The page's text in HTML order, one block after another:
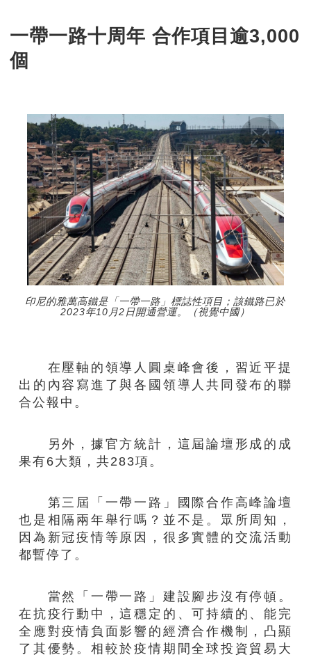
一帶一路十周年 合作項目逾3,000
個
印尼的雅萬高鐵是「一帶一路」標誌性項目；該鐵路已於
2023年10月2日開通營運。（視覺中國）
在壓軸的領導人圓桌峰會後，習近平提
出的內容寫進了與各國領導人共同發布的聯
合公報中。
另外，據官方統計，這屆論壇形成的成
果有6大類，共283項。
第三屆「一帶一路」國際合作高峰論壇
也是相隔兩年舉行嗎？並不是。眾所周知，
因為新冠疫情等原因，很多實體的交流活動
都暫停了。
當然「一帶一路」建設腳步沒有停頓。
在抗疫行動中，這穩定的、可持續的、能完
全應對疫情負面影響的經濟合作機制，凸顯
了其優勢。相較於疫情期間全球投資貿易大